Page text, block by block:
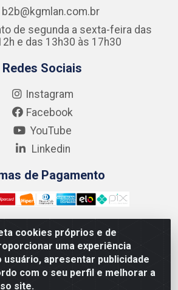
cookies próprios e de
uma experiência
usuário, apresentar publicidade
com o seu perfil e melhorar a
site.
b2b@kgmlan.com.br
de segunda a sexta-feira das
e das 13h30 às 17h30
Redes Sociais
Instagram
Facebook
YouTube
Linkedin
de Pagamento
LTDA - CNPJ 18.217.682/0001-54 -
Cavalcante, 58 - Bultrins, Olinda/PE
- CEP 53320-110